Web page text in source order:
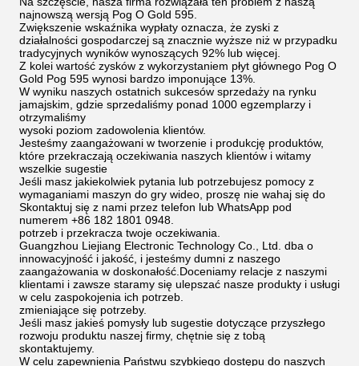
najnowszą wersją Pog O Gold 595.
Zwiększenie wskaźnika wypłaty oznacza, że zyski z
działalności gospodarczej są znacznie wyższe niż w przypadku
tradycyjnych wyników wynoszących 92% lub więcej.
Z kolei wartość zysków z wykorzystaniem płyt głównego Pog O
Gold Pog 595 wynosi bardzo imponujące 13%.
W wyniku naszych ostatnich sukcesów sprzedaży na rynku
jamajskim, gdzie sprzedaliśmy ponad 1000 egzemplarzy i
otrzymaliśmy
wysoki poziom zadowolenia klientów.
Jesteśmy zaangażowani w tworzenie i produkcję produktów,
które przekraczają oczekiwania naszych klientów i witamy
wszelkie sugestie
Jeśli masz jakiekolwiek pytania lub potrzebujesz pomocy z
wymaganiami maszyn do gry wideo, proszę nie wahaj się do
Skontaktuj się z nami przez telefon lub WhatsApp pod
numerem +86 182 1801 0948.
potrzeb i przekracza twoje oczekiwania.
Guangzhou Liejiang Electronic Technology Co., Ltd. dba o
innowacyjność i jakość, i jesteśmy dumni z naszego
zaangażowania w doskonałość.Doceniamy relacje z naszymi
klientami i zawsze staramy się ulepszać nasze produkty i usługi
w celu zaspokojenia ich potrzeb.
zmieniające się potrzeby.
Jeśli masz jakieś pomysły lub sugestie dotyczące przyszłego
rozwoju produktu naszej firmy, chętnie się z tobą
skontaktujemy.
W celu zapewnienia Państwu szybkiego dostępu do naszych